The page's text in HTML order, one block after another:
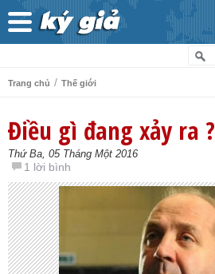
Trang chủ / Thế giới
Điều gì đang xảy ra ?
Thứ Ba, 05 Tháng Một 2016
1 lời bình